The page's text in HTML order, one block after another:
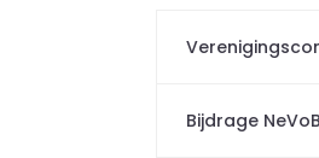
Bijdrage